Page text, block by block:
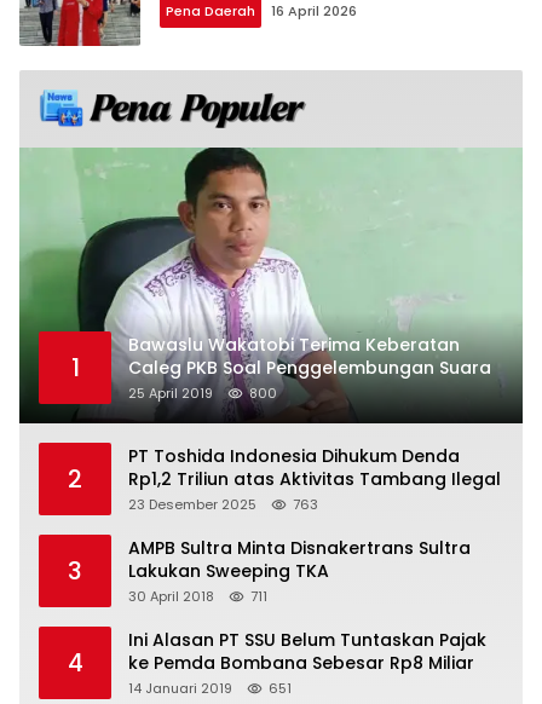
Pena Daerah 16 April 2026
1
Bawaslu Wakatobi Terima Keberatan
Caleg PKB Soal Penggelembungan Suara
25 April 2019 800
2
PT Toshida Indonesia Dihukum Denda
Rp1,2 Triliun atas Aktivitas Tambang Ilegal
23 Desember 2025 763
3
AMPB Sultra Minta Disnakertrans Sultra
Lakukan Sweeping TKA
30 April 2018 711
4
Ini Alasan PT SSU Belum Tuntaskan Pajak
ke Pemda Bombana Sebesar Rp8 Miliar
14 Januari 2019 651